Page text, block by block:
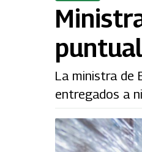
La ministra de
entregados a